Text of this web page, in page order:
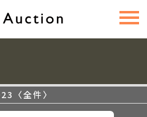
〈全件〉